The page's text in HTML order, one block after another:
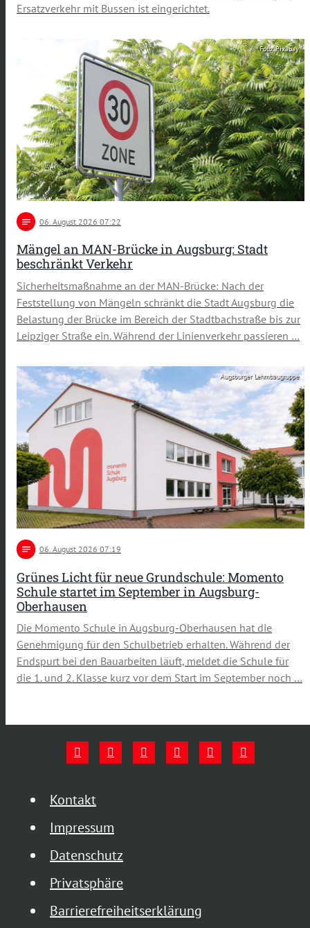
Ersatzverkehr mit Bussen ist eingerichtet.
Foto: Pixabay
notes 06 . August 2026 07:22
Mängel an MAN-Brücke in Augsburg: Stadt
beschränkt Verkehr
Sicherheitsmaßnahme an der MAN-Brücke: Nach der
Feststellung von Mängeln schränkt die Stadt Augsburg die
Belastung der Brücke im Bereich der Stadtbachstraße bis zur
Leipziger Straße ein. Während der Linienverkehr passieren …
Augsburger Lehmbaugruppe
notes 06 . August 2026 07:19
Grünes Licht für neue Grundschule: Momento
Schule startet im September in Augsburg-
Oberhausen
Die Momento Schule in Augsburg-Oberhausen hat die
Genehmigung für den Schulbetrieb erhalten. Während der
Endspurt bei den Bauarbeiten läuft, meldet die Schule für
die 1. und 2. Klasse kurz vor dem Start im September noch …
Kontakt
Impressum
Datenschutz
Privatsphäre
Barrierefreiheitserklärung